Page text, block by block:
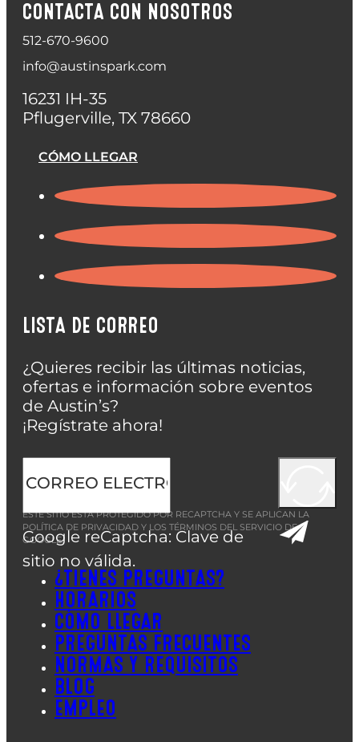
CONTACTA CON NOSOTROS
512-670-9600
info@austinspark.com
16231 IH-35
Pflugerville, TX 78660
CÓMO LLEGAR
LISTA DE CORREO
¿Quieres recibir las últimas noticias,
ofertas e información sobre eventos
de Austin’s?
¡Regístrate ahora!
Google reCaptcha: Clave de
sitio no válida.
ESTE SITIO ESTÁ PROTEGIDO POR RECAPTCHA Y SE APLICAN LA
POLÍTICA DE PRIVACIDAD Y LOS TÉRMINOS DEL SERVICIO DE
GOOGLE.
¿TIENES PREGUNTAS?
HORARIOS
CÓMO LLEGAR
PREGUNTAS FRECUENTES
NORMAS Y REQUISITOS
BLOG
EMPLEO